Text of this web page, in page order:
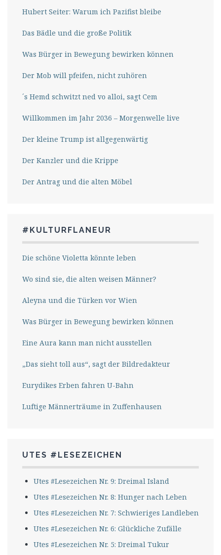
Hubert Seiter: Warum ich Pazifist bleibe
Das Bädle und die große Politik
Was Bürger in Bewegung bewirken können
Der Mob will pfeifen, nicht zuhören
´s Hemd schwitzt ned vo alloi, sagt Cem
Willkommen im Jahr 2036 – Morgenwelle live
Der kleine Trump ist allgegenwärtig
Der Kanzler und die Krippe
Der Antrag und die alten Möbel
#KULTURFLANEUR
Die schöne Violetta könnte leben
Wo sind sie, die alten weisen Männer?
Aleyna und die Türken vor Wien
Was Bürger in Bewegung bewirken können
Eine Aura kann man nicht ausstellen
„Das sieht toll aus“, sagt der Bildredakteur
Eurydikes Erben fahren U-Bahn
Luftige Männerträume in Zuffenhausen
UTES #LESEZEICHEN
Utes #Lesezeichen Nr. 9: Dreimal Island
Utes #Lesezeichen Nr. 8: Hunger nach Leben
Utes #Lesezeichen Nr. 7: Schwieriges Landleben
Utes #Lesezeichen Nr. 6: Glückliche Zufälle
Utes #Lesezeichen Nr. 5: Dreimal Tukur